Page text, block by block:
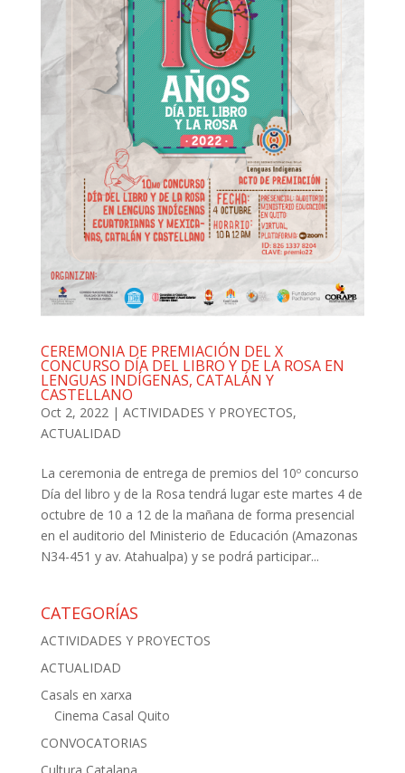
CEREMONIA DE PREMIACIÓN DEL X
CONCURSO DÍA DEL LIBRO Y DE LA ROSA EN
LENGUAS INDÍGENAS, CATALÁN Y
CASTELLANO
Oct 2, 2022| ACTIVIDADES Y PROYECTOS,
ACTUALIDAD
La ceremonia de entrega de premios del 10º concurso
Día del libro y de la Rosa tendrá lugar este martes 4 de
octubre de 10 a 12 de la mañana de forma presencial
en el auditorio del Ministerio de Educación (Amazonas
N34-451 y av. Atahualpa) y se podrá participar...
CATEGORÍAS
ACTIVIDADES Y PROYECTOS
ACTUALIDAD
Casals en xarxa
Cinema Casal Quito
CONVOCATORIAS